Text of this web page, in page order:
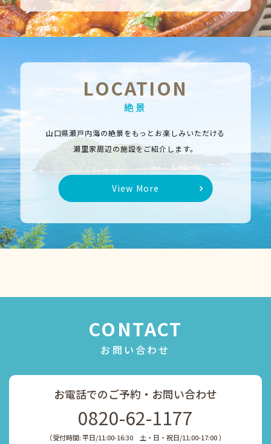
LOCATION
絶景
山口県瀬戸内海の絶景をもっとお楽しみいただける
瀬里家周辺の施設をご紹介します。
View More
CONTACT
お問い合わせ
お電話でのご予約・お問い合わせ
0820-62-1177
（受付時間: 平日/11:00-16:30 土・日・祝日/11:00-17:00 ）